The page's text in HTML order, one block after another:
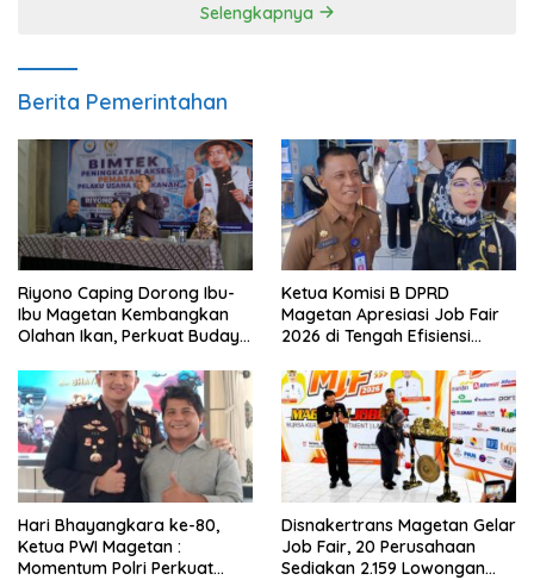
Selengkapnya
Berita Pemerintahan
Riyono Caping Dorong Ibu-
Ibu Magetan Kembangkan
Olahan Ikan, Perkuat Budaya
Ketua Komisi B DPRD
Magetan Apresiasi Job Fair
2026 di Tengah Efisiensi
Hari Bhayangkara ke-80,
Ketua PWI Magetan :
Momentum Polri Perkuat
Disnakertrans Magetan Gelar
Job Fair, 20 Perusahaan
Sediakan 2.159 Lowongan